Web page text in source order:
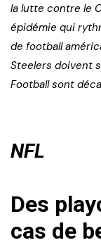
la lutte contre le
épidémie qui
de football
Steelers doivent
Football sont
NFL
Des
cas de